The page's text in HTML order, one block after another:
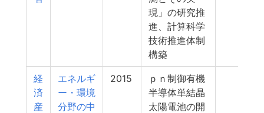
現」の研究推
進、計算科学
技術推進体制
構築
経
済
産
エネルギ
ー・環境
分野の中
2015
ｐｎ制御有機
半導体単結晶
太陽電池の開